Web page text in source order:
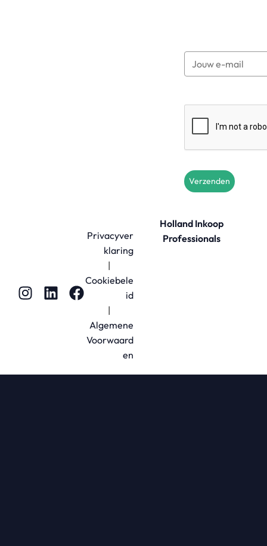
Verzenden
Holland Inkoop
Professionals
Privacyver
klaring
|
Cookiebele
id
|
Algemene
Voorwaard
en